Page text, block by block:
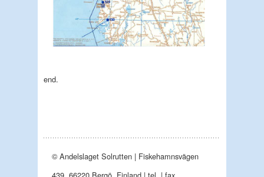
end.
© Andelslaget Solrutten | Fiskehamnsvägen